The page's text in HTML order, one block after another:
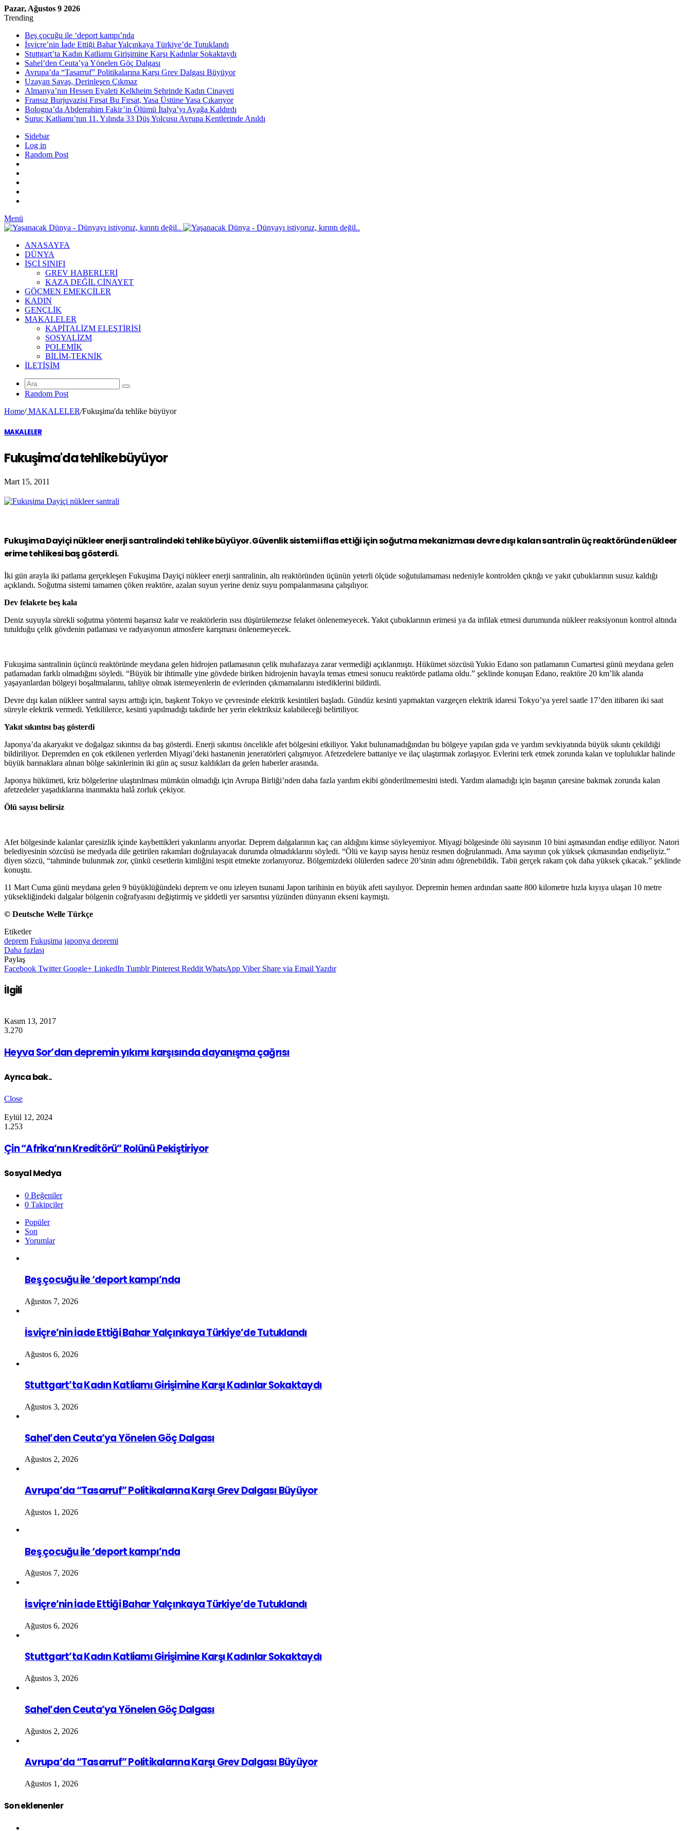
Pazar, Ağustos 9 2026
Trending
Beş çocuğu ile ‘deport kampı’nda
İsviçre’nin İade Ettiği Bahar Yalçınkaya Türkiye’de Tutuklandı
Stuttgart’ta Kadın Katliamı Girişimine Karşı Kadınlar Sokaktaydı
Sahel’den Ceuta’ya Yönelen Göç Dalgası
Avrupa’da “Tasarruf” Politikalarına Karşı Grev Dalgası Büyüyor
Uzayan Savaş, Derinleşen Çıkmaz
Almanya’nın Hessen Eyaleti Kelkheim Şehrinde Kadın Cinayeti
Fransız Burjuvazisi Fırsat Bu Fırsat, Yasa Üstüne Yasa Çıkarıyor
Bologna’da Abderrahim Fakir’in Ölümü İtalya’yı Ayağa Kaldırdı
Suruç Katliamı’nın 11. Yılında 33 Düş Yolcusu Avrupa Kentlerinde Anıldı
Sidebar
Log in
Random Post
Menü
ANASAYFA
DÜNYA
İŞÇİ SINIFI
GREV HABERLERİ
KAZA DEĞİL CİNAYET
GÖÇMEN EMEKÇİLER
KADIN
GENÇLİK
MAKALELER
KAPİTALİZM ELEŞTİRİSİ
SOSYALİZM
POLEMİK
BİLİM-TEKNİK
ILETIŞIM
Random Post
Home/MAKALELER/Fukuşima'da tehlike büyüyor
MAKALELER
Fukuşima'da tehlike büyüyor
Mart 15, 2011
Fukuşima Dayiçi nükleer enerji santralindeki tehlike büyüyor. Güvenlik sistemi iflas ettiği için soğutma mekanizması devre dışı kalan santralin üç reaktöründe nükleer
erime tehlikesi baş gösterdi.
İki gün arayla iki patlama gerçekleşen Fukuşima Dayiçi nükleer enerji santralinin, altı reaktöründen üçünün yeterli ölçüde soğutulamaması nedeniyle kontrolden çıktığı ve yakıt çubuklarının susuz kaldığı
açıklandı. Soğutma sistemi tamamen çöken reaktöre, azalan suyun yerine deniz suyu pompalanmasına çalışılıyor.
Dev felakete beş kala
Deniz suyuyla sürekli soğutma yöntemi başarısız kalır ve reaktörlerin ısısı düşürülemezse felaket önlenemeyecek. Yakıt çubuklarının erimesi ya da infilak etmesi durumunda nükleer reaksiyonun kontrol altında
tutulduğu çelik gövdenin patlaması ve radyasyonun atmosfere karışması önlenemeyecek.
Fukuşima santralinin üçüncü reaktöründe meydana gelen hidrojen patlamasının çelik muhafazaya zarar vermediği açıklanmıştı. Hükümet sözcüsü Yukio Edano son patlamanın Cumartesi günü meydana gelen
patlamadan farklı olmadığını söyledi. “Büyük bir ihtimalle yine gövdede biriken hidrojenin havayla temas etmesi sonucu reaktörde patlama oldu.” şeklinde konuşan Edano, reaktöre 20 km’lik alanda
yaşayanlardan bölgeyi boşaltmalarını, tahliye olmak istemeyenlerin de evlerinden çıkmamalarını istediklerini bildirdi.
Devre dışı kalan nükleer santral sayısı arttığı için, başkent Tokyo ve çevresinde elektrik kesintileri başladı. Gündüz kesinti yapmaktan vazgeçen elektrik idaresi Tokyo’ya yerel saatle 17’den itibaren iki saat
süreyle elektrik vermedi. Yetkililerce, kesinti yapılmadığı takdirde her yerin elektriksiz kalabileceği belirtiliyor.
Yakıt sıkıntısı baş gösterdi
Japonya’da akaryakıt ve doğalgaz sıkıntısı da baş gösterdi. Enerji sıkıntısı öncelikle afet bölgesini etkiliyor. Yakıt bulunamadığından bu bölgeye yapılan gıda ve yardım sevkiyatında büyük sıkıntı çekildiği
bildiriliyor. Depremden en çok etkilenen yerlerden Miyagi’deki hastanenin jeneratörleri çalışmıyor. Afetzedelere battaniye ve ilaç ulaştırmak zorlaşıyor. Evlerini terk etmek zorunda kalan ve topluluklar halinde
büyük barınaklara alınan bölge sakinlerinin iki gün aç susuz kaldıkları da gelen haberler arasında.
Japonya hükümeti, kriz bölgelerine ulaştırılması mümkün olmadığı için Avrupa Birliği’nden daha fazla yardım ekibi gönderilmemesini istedi. Yardım alamadığı için başının çaresine bakmak zorunda kalan
afetzedeler yaşadıklarına inanmakta halâ zorluk çekiyor.
Ölü sayısı belirsiz
Afet bölgesinde kalanlar çaresizlik içinde kaybettikleri yakınlarını arıyorlar. Deprem dalgalarının kaç can aldığını kimse söyleyemiyor. Miyagi bölgesinde ölü sayısının 10 bini aşmasından endişe ediliyor. Natori
belediyesinin sözcüsü ise medyada dile getirilen rakamları doğrulayacak durumda olmadıklarını söyledi. “Ölü ve kayıp sayısı henüz resmen doğrulanmadı. Ama sayının çok yüksek çıkmasından endişeliyiz.”
diyen sözcü, “tahminde bulunmak zor, çünkü cesetlerin kimliğini tespit etmekte zorlanıyoruz. Bölgemizdeki ölülerden sadece 20’sinin adını öğrenebildik. Tabii gerçek rakam çok daha yüksek çıkacak.” şeklinde
konuştu.
11 Mart Cuma günü meydana gelen 9 büyüklüğündeki deprem ve onu izleyen tsunami Japon tarihinin en büyük afeti sayılıyor. Depremin hemen ardından saatte 800 kilometre hızla kıyıya ulaşan 10 metre
yüksekliğindeki dalgalar bölgenin coğrafyasını değiştirmiş ve şiddetli yer sarsıntısı yüzünden dünyanın ekseni kaymıştı.
© Deutsche Welle Türkçe
Etiketler
deprem Fukuşima japonya depremi
Daha fazlası
Paylaş
Facebook Twitter Google+ LinkedIn Tumblr Pinterest Reddit WhatsApp Viber Share via Email Yazdır
İlgili
Kasım 13, 2017
3.270
Heyva Sor’dan depremin yıkımı karşısında dayanışma çağrısı
Ayrıca bak..
Close
Eylül 12, 2024
1.253
Çin “Afrika’nın Kreditörü” Rolünü Pekiştiriyor
Sosyal Medya
0 Beğeniler
0 Takipçiler
Popüler
Son
Yorumlar
Beş çocuğu ile ‘deport kampı’nda
Ağustos 7, 2026
İsviçre’nin İade Ettiği Bahar Yalçınkaya Türkiye’de Tutuklandı
Ağustos 6, 2026
Stuttgart’ta Kadın Katliamı Girişimine Karşı Kadınlar Sokaktaydı
Ağustos 3, 2026
Sahel’den Ceuta’ya Yönelen Göç Dalgası
Ağustos 2, 2026
Avrupa’da “Tasarruf” Politikalarına Karşı Grev Dalgası Büyüyor
Ağustos 1, 2026
Beş çocuğu ile ‘deport kampı’nda
Ağustos 7, 2026
İsviçre’nin İade Ettiği Bahar Yalçınkaya Türkiye’de Tutuklandı
Ağustos 6, 2026
Stuttgart’ta Kadın Katliamı Girişimine Karşı Kadınlar Sokaktaydı
Ağustos 3, 2026
Sahel’den Ceuta’ya Yönelen Göç Dalgası
Ağustos 2, 2026
Avrupa’da “Tasarruf” Politikalarına Karşı Grev Dalgası Büyüyor
Ağustos 1, 2026
Son eklenenler